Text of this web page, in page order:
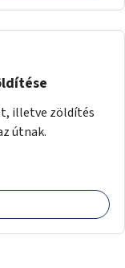
illetve zöldítés
útnak.